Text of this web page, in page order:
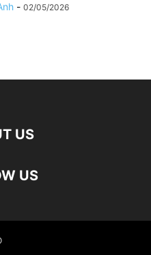
- 02/05/2026
US
US